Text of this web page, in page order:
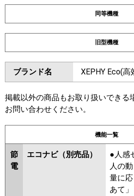
同等機種
ダイキン SZRH80CNV
SZRHU80CV
東芝
三菱電機 PCZ-
RPC-
三菱重工 FDEV806HK6S
PA-
PA-
旧型機種
ダイキン SZRT80BYV
SZRH80BYV
SZRT80BJV
SZRH80BJV
SZRU80BJV
SZRT80BFV
SZRH80BFNV
SZRU80BFNV
SZRT80BCV
SZRH80BCNV
SZRU80BCNV
ブランド名 XEPHY Eco(
掲載以外の商品もお取り扱いできる
お問い合わせください。
機能一覧
節
電
エコナビ（別売品）
●人感
人の
量に
あて